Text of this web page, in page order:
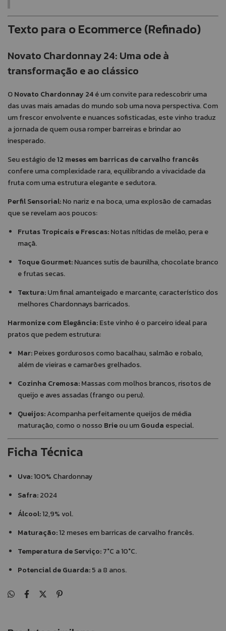
Texto para o Ecommerce (Refinado)
Novato Chardonnay 24: Uma ode à
transformação e ao clássico
ONovato Chardonnay 24é um convite para redescobrir uma
das uvas mais amadas do mundo sob uma nova perspectiva. Com
um frescor envolvente e nuances sofisticadas, este vinho traduz
a jornada de quem ousa romper barreiras e brindar ao
inesperado.
Seu estágio de12 meses em barricas de carvalho francês
confere uma complexidade rara, equilibrando a vivacidade da
fruta com uma estrutura elegante e sedutora.
Perfil Sensorial:No nariz e na boca, uma explosão de camadas
que se revelam aos poucos:
Frutas Tropicais e Frescas:Notas nítidas de melão, pera e
maçã.
Toque Gourmet:Nuances sutis de baunilha, chocolate branco
e frutas secas.
Textura:Um final amanteigado e marcante, característico dos
melhores Chardonnays barricados.
Harmonize com Elegância:Este vinho é o parceiro ideal para
pratos que pedem estrutura:
Mar:Peixes gordurosos como bacalhau, salmão e robalo,
além de vieiras e camarões grelhados.
Cozinha Cremosa:Massas com molhos brancos, risotos de
queijo e aves assadas (frango ou peru).
Queijos:Acompanha perfeitamente queijos de média
maturação, como o nosso Brieou umGouda especial.
Ficha Técnica
Uva:100% Chardonnay
Safra:2024
Álcool:12,9% vol.
Maturação:12 meses em barricas de carvalho francês.
Temperatura de Serviço:7°C a 10°C.
Potencial de Guarda:5 a 8 anos.